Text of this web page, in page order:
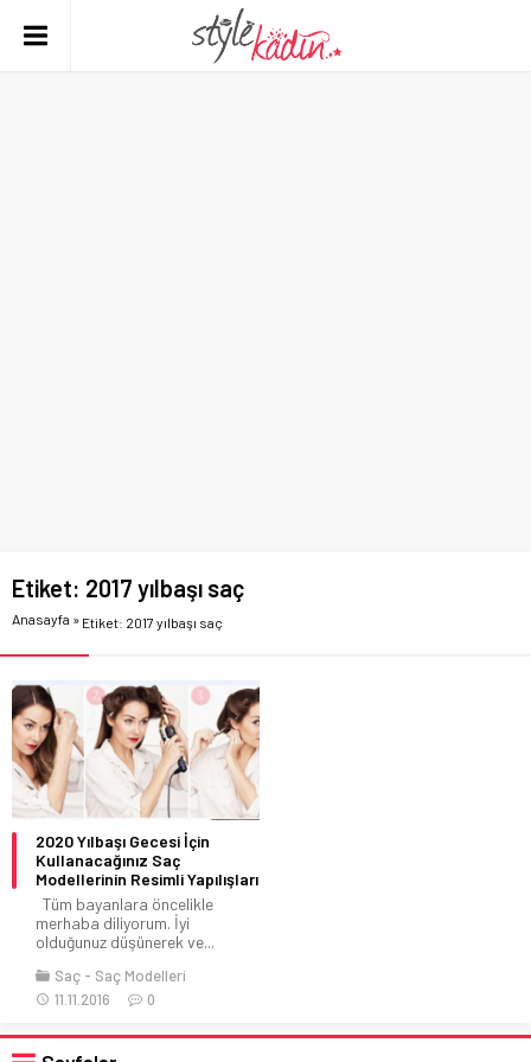
Etiket: 2017 yılbaşı saç
Anasayfa » Etiket: 2017 yılbaşı saç
2020 Yılbaşı Gecesi İçin
Kullanacağınız Saç
Modellerinin Resimli Yapılışları
Tüm bayanlara öncelikle
merhaba diliyorum. İyi
olduğunuz düşünerek ve...
Saç
Saç Modelleri
11.11.2016
0